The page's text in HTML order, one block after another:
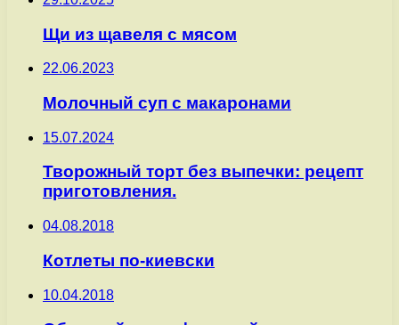
Щи из щавеля с мясом
22.06.2023
Молочный суп с макаронами
15.07.2024
Творожный торт без выпечки: рецепт
приготовления.
04.08.2018
Котлеты по-киевски
10.04.2018